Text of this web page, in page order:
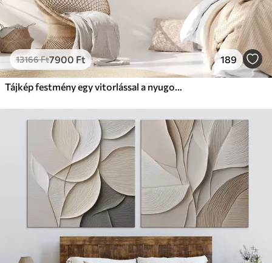
13166Ft7900 Ft 189
Tájkép festmény egy vitorlással a nyugodt tengeren, narancssárga és sárga égbolt, távoli hegyek